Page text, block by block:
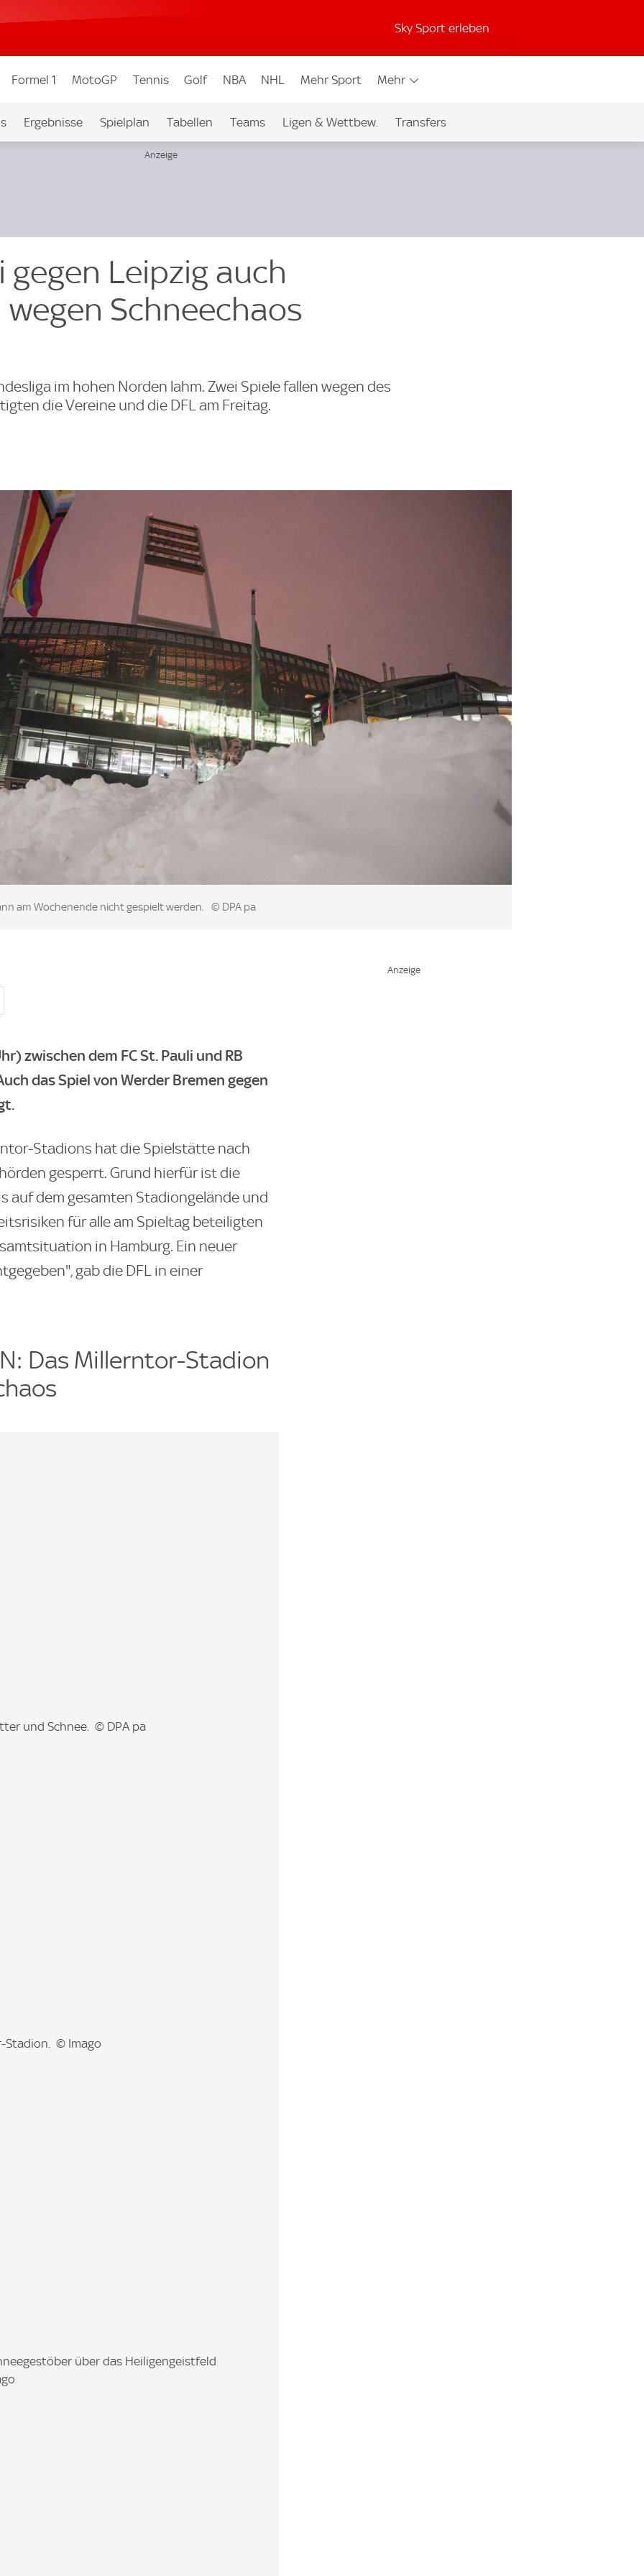
Sky Sport erleben
Formel 1 MotoGP Tennis Golf NBA NHL Mehr Sport Mehr
Ergebnisse Spielplan Tabellen Teams Ligen & Wettbew. Transfers
gegen Leipzig auch
Schneechaos
im hohen Norden lahm. Zwei Spiele fallen wegen des
die Vereine und die DFL am Freitag.
am Wochenende nicht gespielt werden. © DPA pa
zwischen dem FC St. Pauli und RB
das Spiel von Werder Bremen gegen
Stadions hat die Spielstätte nach
gesperrt. Grund hierfür ist die
auf dem gesamten Stadiongelände und
für alle am Spieltag beteiligten
in Hamburg. Ein neuer
gab die DFL in einer
Das Millerntor-Stadion
und Schnee. © DPA pa
Stadion. © Imago
über das Heiligengeistfeld